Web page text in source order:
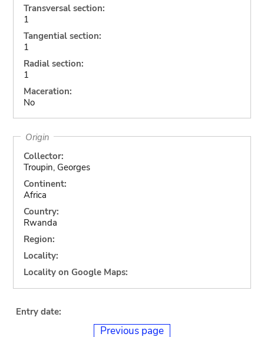
Transversal section:
1
Tangential section:
1
Radial section:
1
Maceration:
No
Origin
Collector:
Troupin, Georges
Continent:
Africa
Country:
Rwanda
Region:
Locality:
Locality on Google Maps:
Entry date:
Previous page